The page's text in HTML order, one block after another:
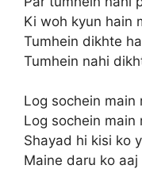
Ki woh kyun hain
Tumhein dikhte
Tumhein nahi
Log sochein main
Log sochein main
Shayad hi kisi ko
Maine daru ko